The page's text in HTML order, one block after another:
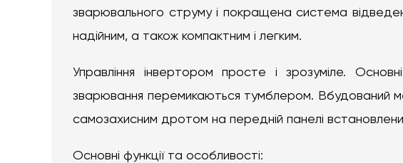
зварювального струму і покращена система
надійним, а також компактним і легким.
Управління інвертором просте і зрозуміле.
зварювання перемикаються тумблером. Вбудований
самозахисним дротом на передній панелі
Основні функції та особливості: